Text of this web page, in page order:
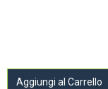
Aggiungi al Carrello